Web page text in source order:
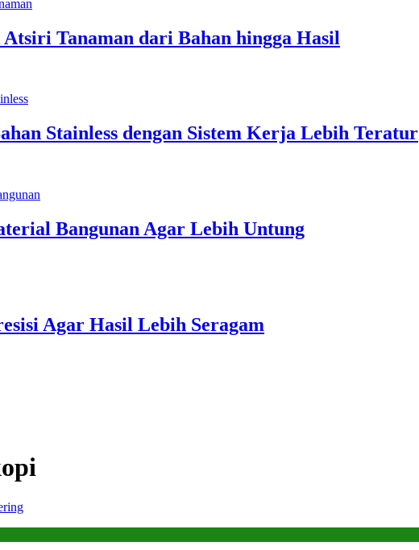
Tanaman dari Bahan hingga Hasil
Stainless dengan Sistem Kerja Lebih Teratur
Bangunan Agar Lebih Untung
Agar Hasil Lebih Seragam